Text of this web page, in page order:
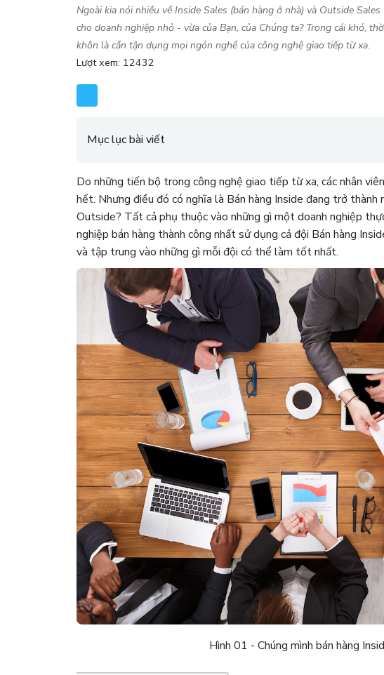
Ngoài kia nói nhiều về Inside Sales (bán hàng ở nhà) và Outside
cho doanh nghiệp nhỏ - vừa của Bạn, của Chúng ta? Trong cái khó,
khôn là cần tận dụng mọi ngón nghề của công nghệ giao tiếp từ xa.
Lượt xem: 12432
Mục lục bài viết
Do những tiến bộ trong công nghệ giao tiếp từ xa, các nhân
hết. Nhưng điều đó có nghĩa là Bán hàng Inside đang trở
Outside? Tất cả phụ thuộc vào những gì một doanh nghiệp
nghiệp bán hàng thành công nhất sử dụng cả đội Bán hàng
và tập trung vào những gì mỗi đội có thể làm tốt nhất.
Hình 01 - Chúng mình bán hàng